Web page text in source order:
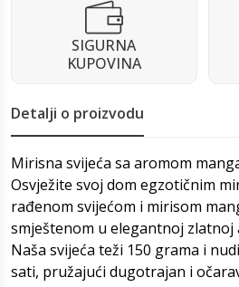
SIGURNA
KUPOVINA
Detalji o proizvodu
Mirisna svijeća sa aromom
Osvježite svoj dom egzotičnim
rađenom svijećom i mirisom
smještenom u elegantnoj zlatnoj
Naša svijeća teži 150 grama i
sati, pružajući dugotrajan i